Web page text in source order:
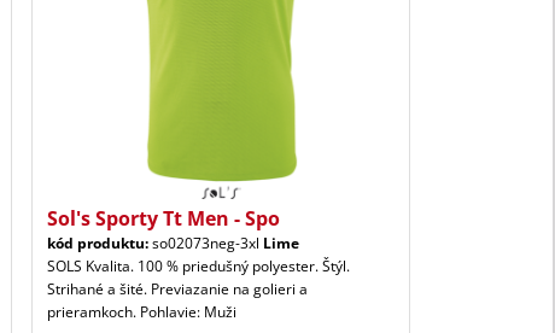
Sol's Sporty Tt Men - Spo
kód produktu:so02073neg-3xl Lime
SOLS Kvalita. 100 % priedušný polyester. Štýl.
Strihané a šité. Previazanie na golieri a
prieramkoch. Pohlavie: Muži